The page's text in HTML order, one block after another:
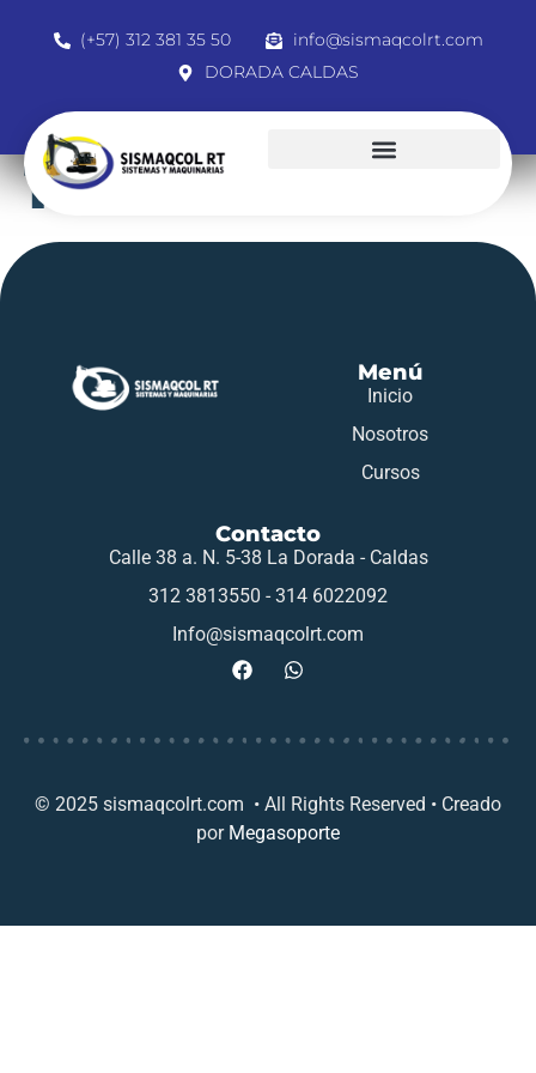
(+57) 312 381 35 50
info@sismaqcolrt.com
DORADA CALDAS
1054563225
Menú
Inicio
Nosotros
Cursos
Contacto
Calle 38 a. N. 5-38 La Dorada - Caldas
312 3813550 - 314 6022092
Info@sismaqcolrt.com
© 2025 sismaqcolrt.com • All Rights Reserved • Creado
por Megasoporte